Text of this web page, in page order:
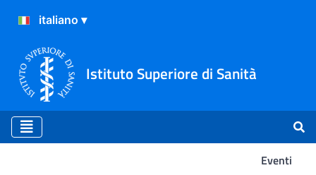
Istituto Superiore di Sanità
Eventi